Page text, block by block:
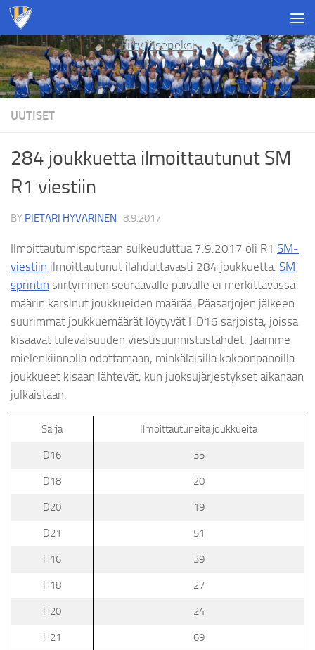
Skip to content
Liity jäseneksi
UUTISET
284 joukkuetta ilmoittautunut SM
R1 viestiin
BY PIETARI HYVARINEN · 8.9.2017
Ilmoittautumisportaan sulkeuduttua 7.9.2017 oli R1 SM-
viestiin ilmoittautunut ilahduttavasti 284 joukkuetta. SM
sprintin siirtyminen seuraavalle päivälle ei merkittävässä
määrin karsinut joukkueiden määrää. Pääsarjojen jälkeen
suurimmat joukkuemäärät löytyvät HD16 sarjoista, joissa
kisaavat tulevaisuuden viestisuunnistustähdet. Jäämme
mielenkiinnolla odottamaan, minkälaisilla kokoonpanoilla
joukkueet kisaan lähtevät, kun juoksujärjestykset aikanaan
julkaistaan.
Sarja Ilmoittautuneita joukkueita
D16 35
D18 20
D20 19
D21 51
H16 39
H18 27
H20 24
H21 69